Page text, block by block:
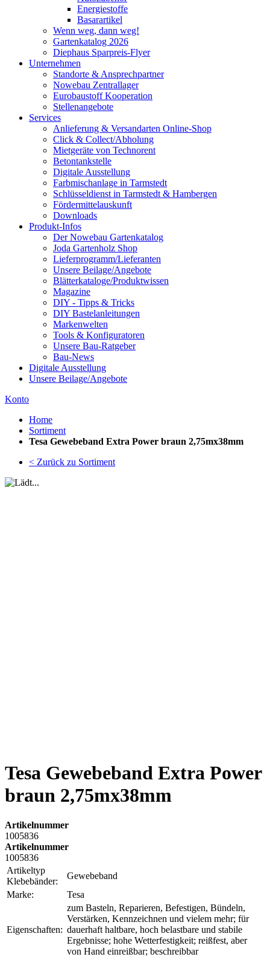
Energiestoffe
Basarartikel
Wenn weg, dann weg!
Gartenkatalog 2026
Diephaus Sparpreis-Flyer
Unternehmen
Standorte & Ansprechpartner
Nowebau Zentrallager
Eurobaustoff Kooperation
Stellenangebote
Services
Anlieferung & Versandarten Online-Shop
Click & Collect/Abholung
Mietgeräte von Technorent
Betontankstelle
Digitale Ausstellung
Farbmischanlage in Tarmstedt
Schlüsseldienst in Tarmstedt & Hambergen
Fördermittelauskunft
Downloads
Produkt-Infos
Der Nowebau Gartenkatalog
Joda Gartenholz Shop
Lieferprogramm/Lieferanten
Unsere Beilage/Angebote
Blätterkataloge/Produktwissen
Magazine
DIY - Tipps & Tricks
DIY Bastelanleitungen
Markenwelten
Tools & Konfiguratoren
Unsere Bau-Ratgeber
Bau-News
Digitale Ausstellung
Unsere Beilage/Angebote
Konto
Home
Sortiment
Tesa Gewebeband Extra Power braun 2,75mx38mm
< Zurück zu Sortiment
Tesa Gewebeband Extra Power
braun 2,75mx38mm
Artikelnummer
1005836
Artikelnummer
1005836
Artikeltyp
Klebebänder:
Gewebeband
Marke:
Tesa
Eigenschaften:
zum Basteln, Reparieren, Befestigen, Bündeln,
Verstärken, Kennzeichnen und vielem mehr; für
dauerhaft haltbare, hoch belastbare und stabile
Ergebnisse; hohe Wetterfestigkeit; reißfest, aber
von Hand einreißbar; beschreibbar